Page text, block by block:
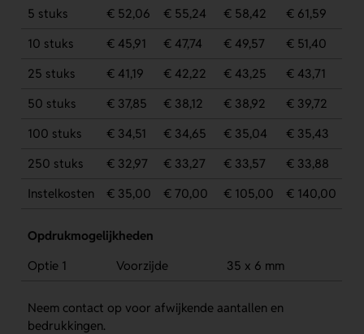
5 stuks € 52,06 € 55,24 € 58,42
€ 61,59
10 stuks
€ 45,91 € 47,74 € 49,57
€ 51,40
25 stuks
€ 41,19 € 42,22 € 43,25
€ 43,71
50 stuks
€ 37,85 € 38,12 € 38,92
€ 39,72
100 stuks
€ 34,51 € 34,65 € 35,04
€ 35,43
250 stuks
€ 32,97 € 33,27 € 33,57
€ 33,88
Instelkosten
€ 35,00 € 70,00 € 105,00 € 140,00
Opdrukmogelijkheden
Optie 1
Voorzijde 35 x 6 mm
Neem contact op voor afwijkende aantallen en
bedrukkingen.